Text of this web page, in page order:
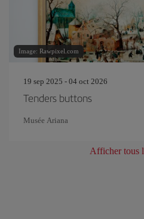
Image: Rawpixel.com
19 sep 2025 - 04 oct 2026
Tenders buttons
Musée Ariana
Afficher tous